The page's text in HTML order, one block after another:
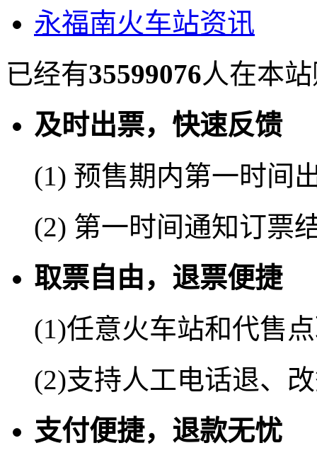
永福南火车站资讯
已经有35599076人在本
及时出票，快速反馈
(1) 预售期内第一时间
(2) 第一时间通知订票
取票自由，退票便捷
(1)任意火车站和代售
(2)支持人工电话退、
支付便捷，退款无忧